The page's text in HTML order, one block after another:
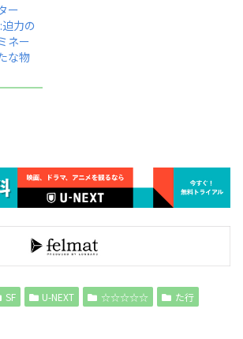
ー
力の
ネー
な物
SF U-NEXT ☆☆☆☆☆
た行